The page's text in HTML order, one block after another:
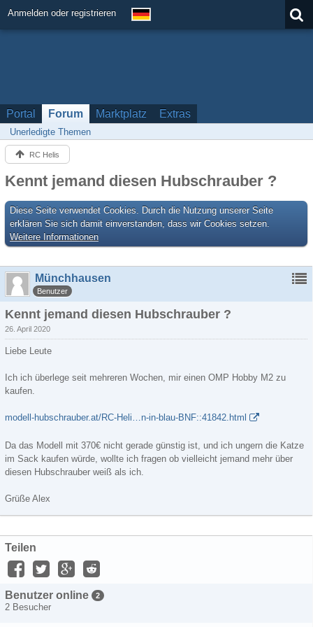
Anmelden oder registrieren
Portal Forum Marktplatz Extras
Unerledigte Themen
RC Helis
Kennt jemand diesen Hubschrauber ?
Diese Seite verwendet Cookies. Durch die Nutzung unserer Seite
erklären Sie sich damit einverstanden, dass wir Cookies setzen.
Weitere Informationen
Münchhausen
Benutzer
Kennt jemand diesen Hubschrauber ?
26. April 2020
Liebe Leute
Ich ich überlege seit mehreren Wochen, mir einen OMP Hobby M2 zu
kaufen.
modell-hubschrauber.at/RC-Heli…n-in-blau-BNF::41842.html
Da das Modell mit 370€ nicht gerade günstig ist, und ich ungern die Katze
im Sack kaufen würde, wollte ich fragen ob vielleicht jemand mehr über
diesen Hubschrauber weiß als ich.
Grüße Alex
Teilen
Benutzer online 2
2 Besucher